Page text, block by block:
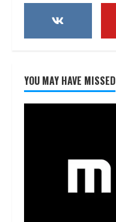
YOU MAY HAVE MISSED